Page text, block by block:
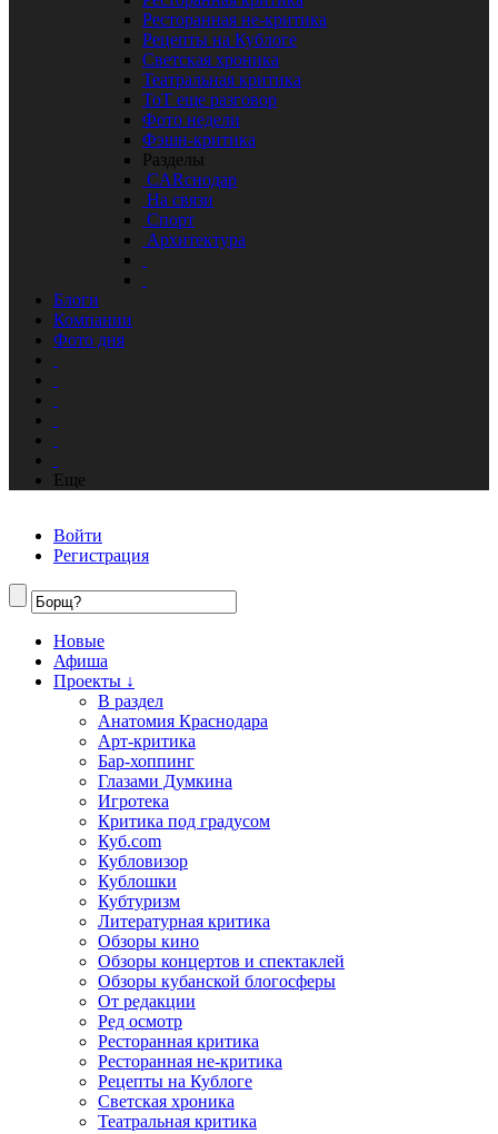
Ресторанная не-критика
Рецепты на Кублоге
Светская хроника
Театральная критика
ТоТ еще разговор
Фото недели
Фэшн-критика
Разделы
CARснодар
На связи
Спорт
Архитектура
Блоги
Компании
Фото дня
Еще
Войти
Регистрация
Новые
Афиша
Проекты ↓
В раздел
Анатомия Краснодара
Арт-критика
Бар-хоппинг
Глазами Думкина
Игротека
Критика под градусом
Куб.com
Кубловизор
Кублошки
Кубтуризм
Литературная критика
Обзоры кино
Обзоры концертов и спектаклей
Обзоры кубанской блогосферы
От редакции
Ред осмотр
Ресторанная критика
Ресторанная не-критика
Рецепты на Кублоге
Светская хроника
Театральная критика